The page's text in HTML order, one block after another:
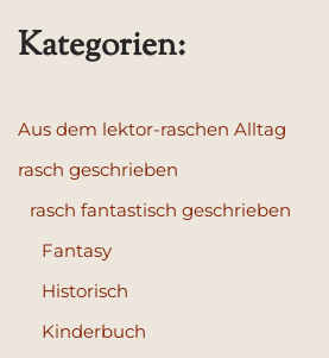
Kategorien:
Aus dem lektor-raschen Alltag
rasch geschrieben
rasch fantastisch geschrieben
Fantasy
Historisch
Kinderbuch